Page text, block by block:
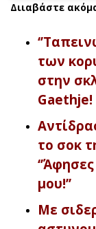
Διιαβάστε
των
στην
Gaethje!
το σοκ
μου!’’
Με